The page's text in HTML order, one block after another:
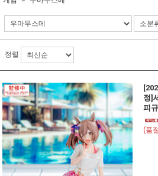
정렬
정]
피
(품